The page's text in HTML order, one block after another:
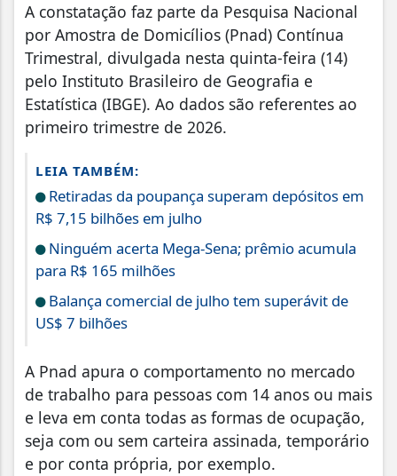
A constatação faz parte da Pesquisa Nacional
por Amostra de Domicílios (Pnad) Contínua
Trimestral, divulgada nesta quinta-feira (14)
pelo Instituto Brasileiro de Geografia e
Estatística (IBGE). Ao dados são referentes ao
primeiro trimestre de 2026.
LEIA TAMBÉM:
Retiradas da poupança superam depósitos em
R$ 7,15 bilhões em julho
Ninguém acerta Mega-Sena; prêmio acumula
para R$ 165 milhões
Balança comercial de julho tem superávit de
US$ 7 bilhões
A Pnad apura o comportamento no mercado
de trabalho para pessoas com 14 anos ou mais
e leva em conta todas as formas de ocupação,
seja com ou sem carteira assinada, temporário
e por conta própria, por exemplo.